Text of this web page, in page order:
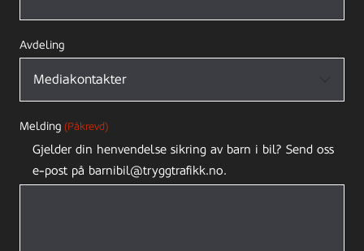
Avdeling
Melding (Påkrevd)
Gjelder din henvendelse sikring av barn i bil? Send oss
e-post på barnibil@tryggtrafikk.no.